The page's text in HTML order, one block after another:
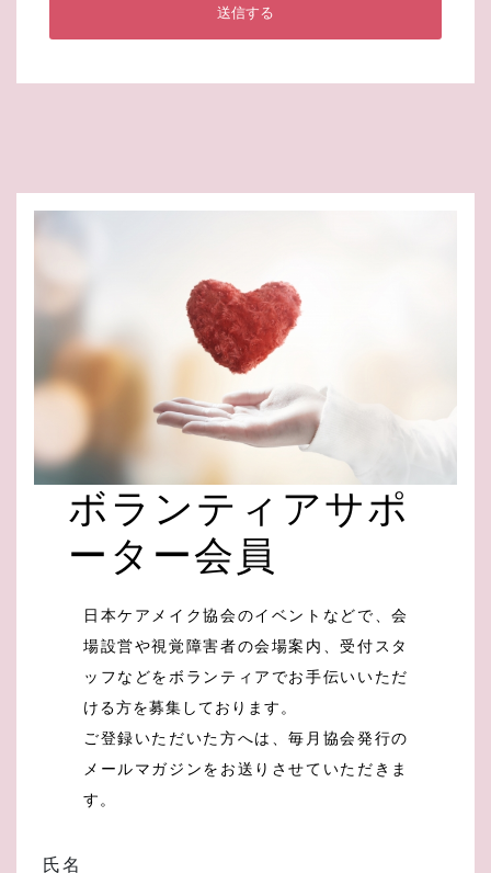
ボランティアサポ
ーター会員
日本ケアメイク協会のイベントなどで、会
場設営や視覚障害者の会場案内、受付スタ
ッフなどをボランティアでお手伝いいただ
ける方を募集しております。
ご登録いただいた方へは、毎月協会発行の
メールマガジンをお送りさせていただきま
す。
氏名